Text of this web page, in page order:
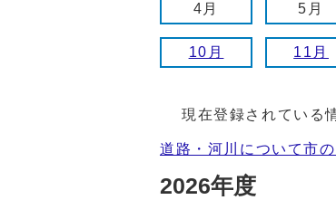
4月 5月
10月 11月
現在登録されている
道路・河川について市
2026年度